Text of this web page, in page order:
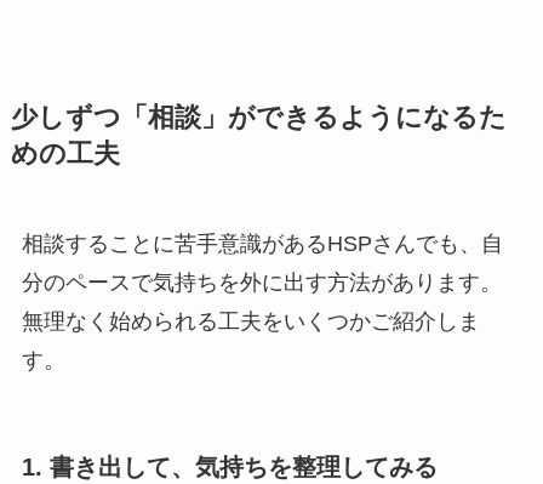
少しずつ「相談」ができるようになるた
めの工夫
相談することに苦手意識があるHSPさんでも、自
分のペースで気持ちを外に出す方法があります。
無理なく始められる工夫をいくつかご紹介しま
す。
1. 書き出して、気持ちを整理してみる